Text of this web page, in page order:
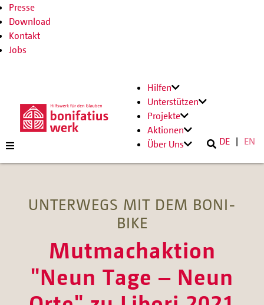
Presse
Download
Kontakt
Jobs
Hilfen
Unterstützen
Projekte
Aktionen
Über Uns
DE EN
UNTERWEGS MIT DEM BONI-
BIKE
Mutmachaktion
"Neun Tage – Neun